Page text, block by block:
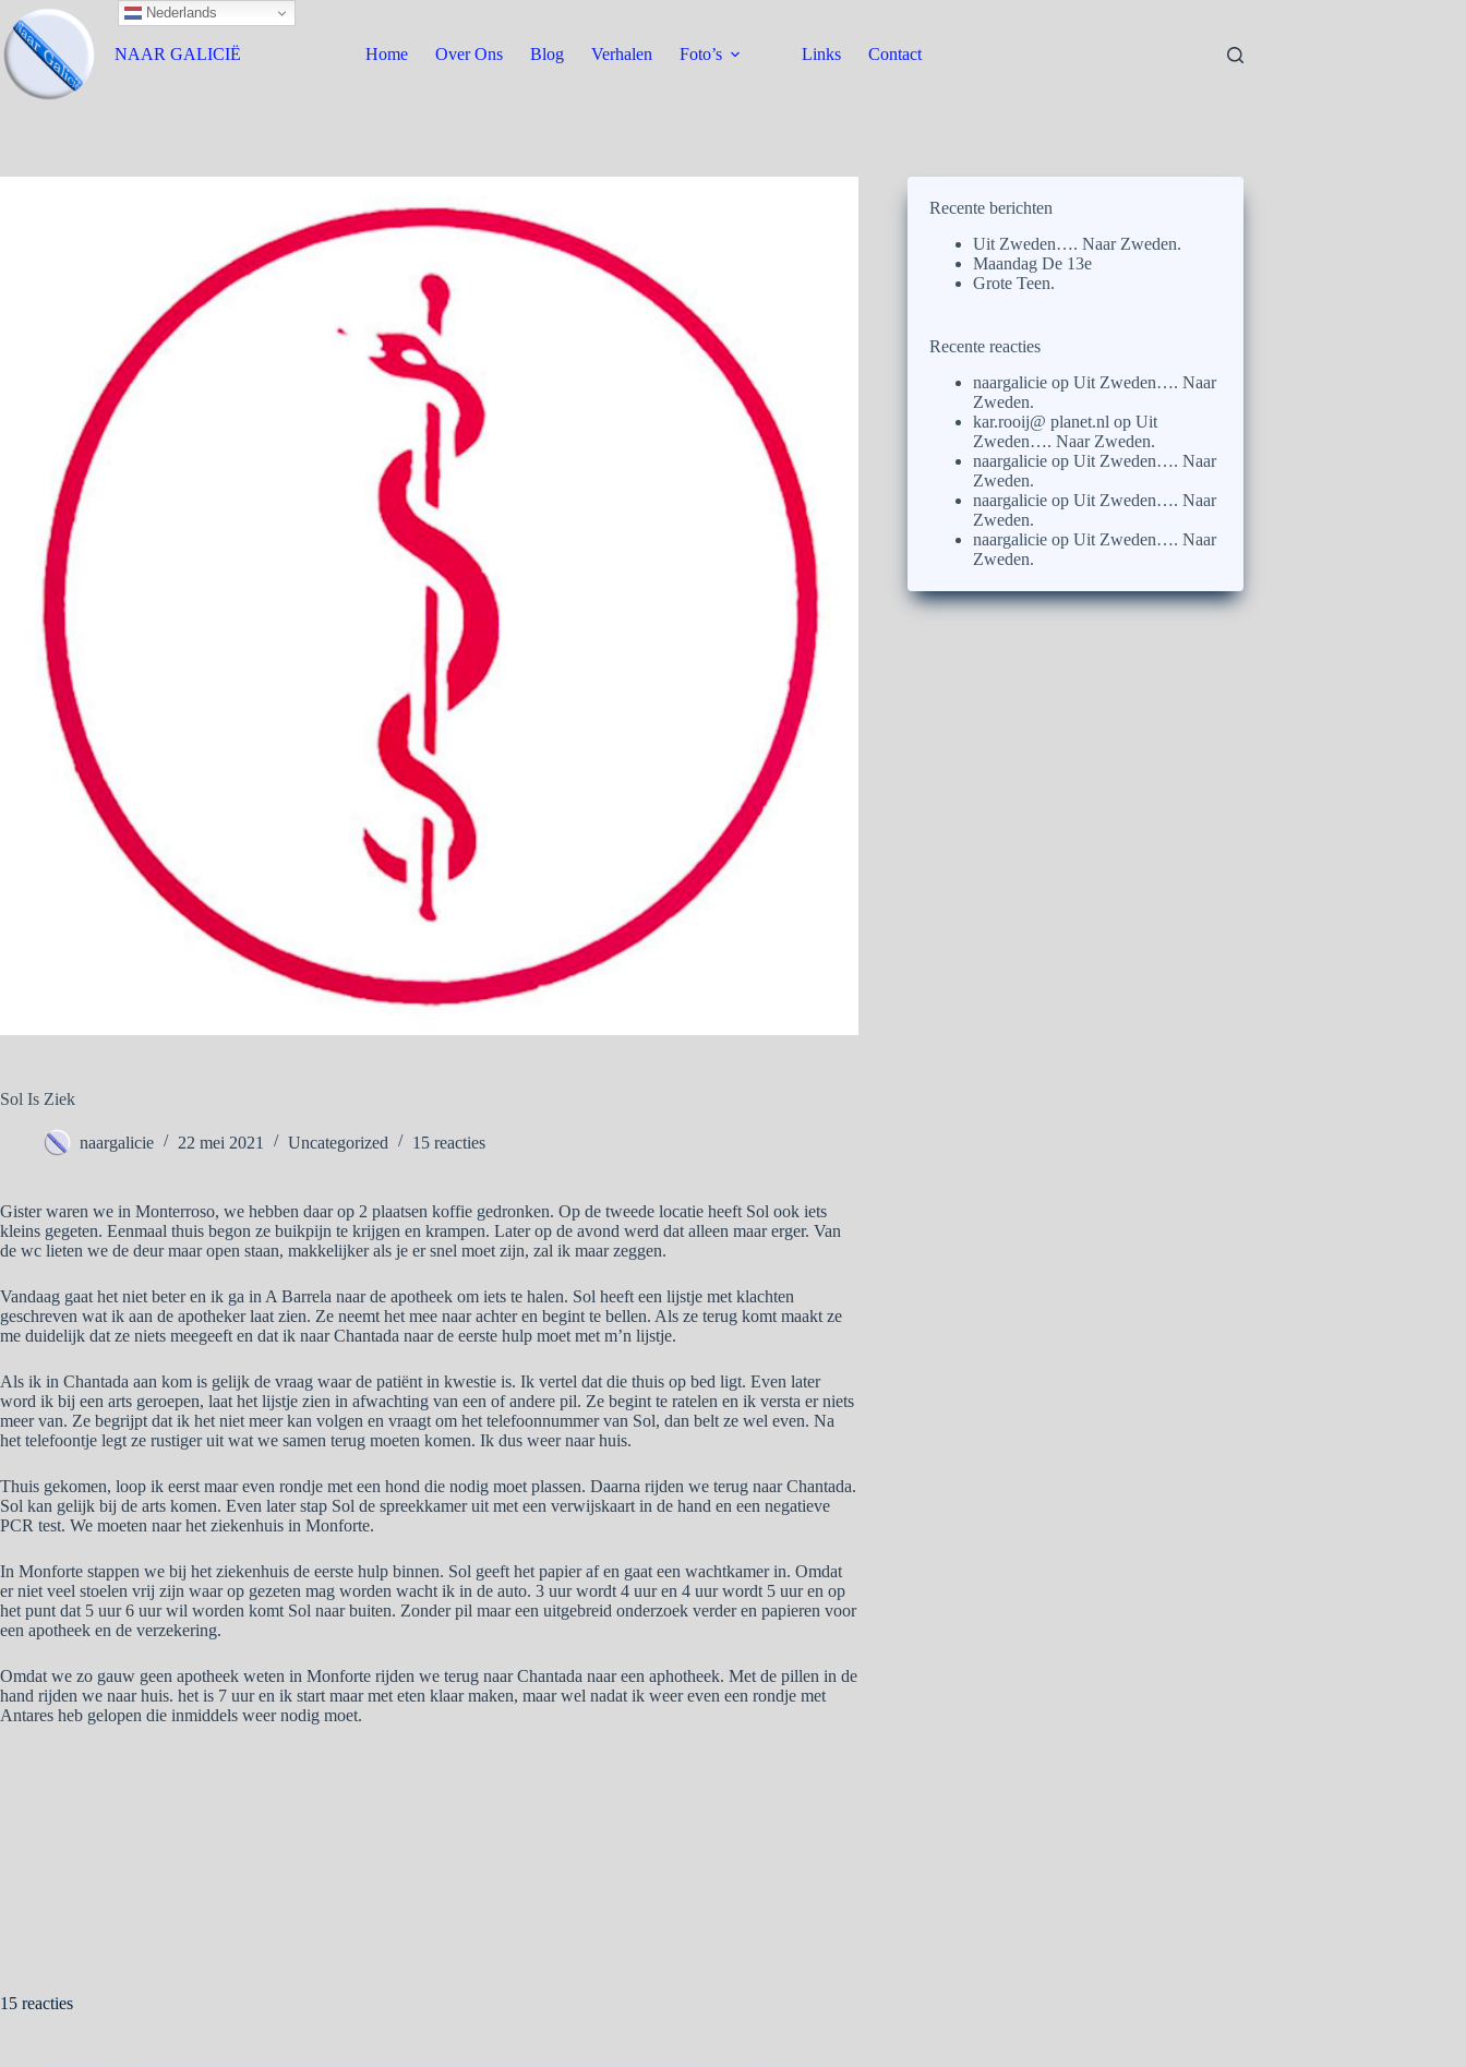
NAAR GALICIË Home Over Ons Blog Verhalen Foto’s Links Contact
Sol Is Ziek
naargalicie 22 mei 2021 Uncategorized 15 reacties
Gister waren we in Monterroso, we hebben daar op 2 plaatsen koffie gedronken. Op de tweede locatie heeft Sol ook iets
kleins gegeten. Eenmaal thuis begon ze buikpijn te krijgen en krampen. Later op de avond werd dat alleen maar erger. Van
de wc lieten we de deur maar open staan, makkelijker als je er snel moet zijn, zal ik maar zeggen.
Vandaag gaat het niet beter en ik ga in A Barrela naar de apotheek om iets te halen. Sol heeft een lijstje met klachten
geschreven wat ik aan de apotheker laat zien. Ze neemt het mee naar achter en begint te bellen. Als ze terug komt maakt ze
me duidelijk dat ze niets meegeeft en dat ik naar Chantada naar de eerste hulp moet met m’n lijstje.
Als ik in Chantada aan kom is gelijk de vraag waar de patiënt in kwestie is. Ik vertel dat die thuis op bed ligt. Even later
word ik bij een arts geroepen, laat het lijstje zien in afwachting van een of andere pil. Ze begint te ratelen en ik versta er niets
meer van. Ze begrijpt dat ik het niet meer kan volgen en vraagt om het telefoonnummer van Sol, dan belt ze wel even. Na
het telefoontje legt ze rustiger uit wat we samen terug moeten komen. Ik dus weer naar huis.
Thuis gekomen, loop ik eerst maar even rondje met een hond die nodig moet plassen. Daarna rijden we terug naar Chantada.
Sol kan gelijk bij de arts komen. Even later stap Sol de spreekkamer uit met een verwijskaart in de hand en een negatieve
PCR test. We moeten naar het ziekenhuis in Monforte.
In Monforte stappen we bij het ziekenhuis de eerste hulp binnen. Sol geeft het papier af en gaat een wachtkamer in. Omdat
er niet veel stoelen vrij zijn waar op gezeten mag worden wacht ik in de auto. 3 uur wordt 4 uur en 4 uur wordt 5 uur en op
het punt dat 5 uur 6 uur wil worden komt Sol naar buiten. Zonder pil maar een uitgebreid onderzoek verder en papieren voor
een apotheek en de verzekering.
Omdat we zo gauw geen apotheek weten in Monforte rijden we terug naar Chantada naar een aphotheek. Met de pillen in de
hand rijden we naar huis. het is 7 uur en ik start maar met eten klaar maken, maar wel nadat ik weer even een rondje met
Antares heb gelopen die inmiddels weer nodig moet.
Recente berichten
Uit Zweden…. Naar Zweden.
Maandag De 13e
Grote Teen.
Recente reacties
naargalicie opUit Zweden…. Naar
Zweden.
kar.rooij@ planet.nl opUit
Zweden…. Naar Zweden.
naargalicie opUit Zweden…. Naar
Zweden.
naargalicie opUit Zweden…. Naar
Zweden.
naargalicie opUit Zweden…. Naar
Zweden.
15 reacties
Nederlands